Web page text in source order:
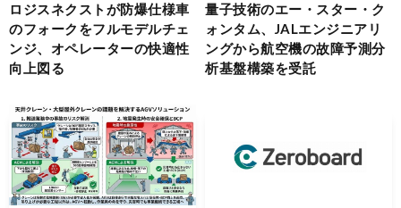
ロジスネクストが防爆仕様車
のフォークをフルモデルチェ
ンジ、オペレーターの快適性
向上図る
量子技術のエー・スター・ク
ォンタム、JALエンジニアリ
ングから航空機の故障予測分
析基盤構築を受託